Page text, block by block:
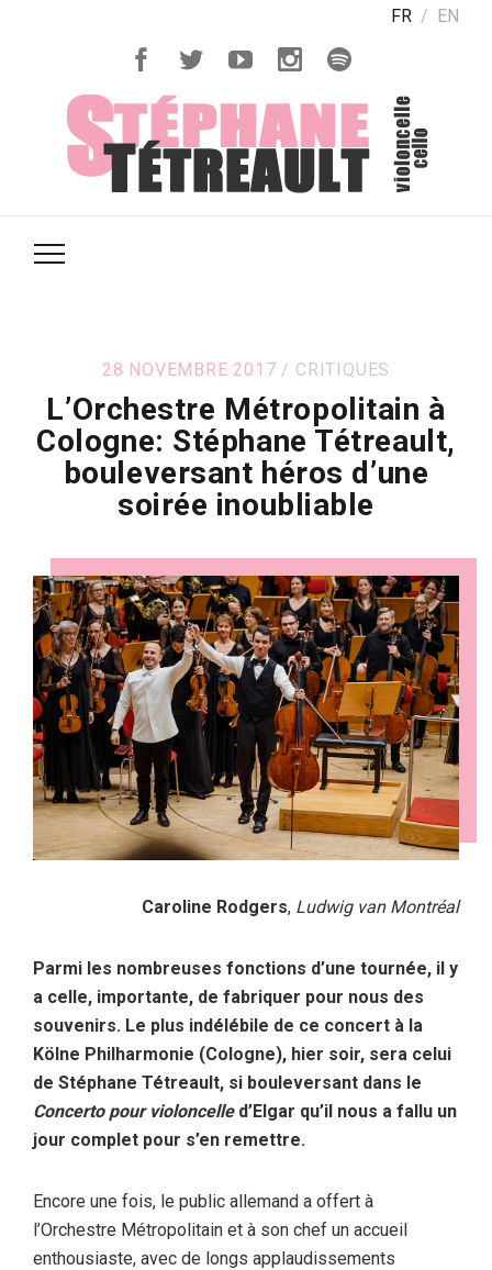
FR EN
28 NOVEMBRE 2017 CRITIQUES
L’Orchestre Métropolitain à
Cologne: Stéphane Tétreault,
bouleversant héros d’une
soirée inoubliable
Caroline Rodgers, Ludwig van Montréal
Parmi les nombreuses fonctions d’une tournée, il y
a celle, importante, de fabriquer pour nous des
souvenirs. Le plus indélébile de ce concert à la
Kölne Philharmonie (Cologne), hier soir, sera celui
de Stéphane Tétreault, si bouleversant dans le
Concerto pour violoncelled’Elgar qu’il nous a fallu un
jour complet pour s’en remettre.
Encore une fois, le public allemand a offert à
l’Orchestre Métropolitain et à son chef un accueil
enthousiaste, avec de longs applaudissements